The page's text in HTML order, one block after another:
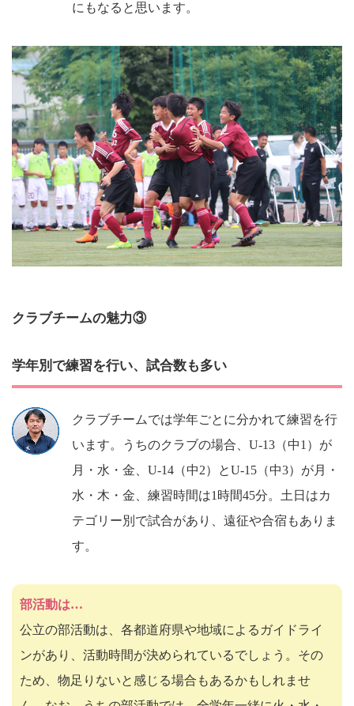
にもなると思います。
クラブチームの魅力③
学年別で練習を行い、試合数も多い
クラブチームでは学年ごとに分かれて練習を行
います。うちのクラブの場合、U-13（中1）が
月・水・金、U-14（中2）とU-15（中3）が月・
水・木・金、練習時間は1時間45分。土日はカ
テゴリー別で試合があり、遠征や合宿もありま
す。
部活動は…
公立の部活動は、各都道府県や地域によるガイドライ
ンがあり、活動時間が決められているでしょう。その
ため、物足りないと感じる場合もあるかもしれませ